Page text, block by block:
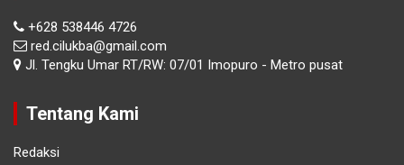
+628 538446 4726
red.cilukba@gmail.com
Jl. Tengku Umar RT/RW: 07/01 Imopuro - Metro pusat
Tentang Kami
Redaksi